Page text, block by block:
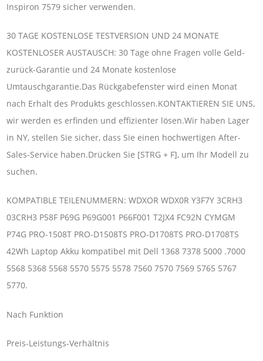
Inspiron 7579 sicher verwenden.
30 TAGE KOSTENLOSE TESTVERSION UND 24 MONATE
KOSTENLOSER AUSTAUSCH: 30 Tage ohne Fragen volle Geld-
zurück-Garantie und 24 Monate kostenlose
Umtauschgarantie.Das Rückgabefenster wird einen Monat
nach Erhalt des Produkts geschlossen.KONTAKTIEREN SIE UNS,
wir werden es erfinden und effizienter lösen.Wir haben Lager
in NY, stellen Sie sicher, dass Sie einen hochwertigen After-
Sales-Service haben.Drücken Sie [STRG + F], um Ihr Modell zu
suchen.
KOMPATIBLE TEILENUMMERN: WDXOR WDX0R Y3F7Y 3CRH3
03CRH3 P58F P69G P69G001 P66F001 T2JX4 FC92N CYMGM
P74G PRO-1508T PRO-D1508TS PRO-D1708TS PRO-D1708TS
42Wh Laptop Akku kompatibel mit Dell 1368 7378 5000 .7000
5568 5368 5568 5570 5575 5578 7560 7570 7569 5765 5767
5770.
Nach Funktion
Preis-Leistungs-Verhältnis